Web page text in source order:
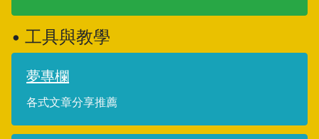
• 工具與教學
夢專欄
各式文章分享推薦